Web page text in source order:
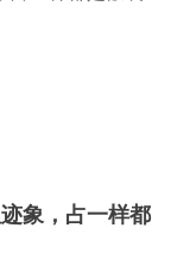
象，占一样都